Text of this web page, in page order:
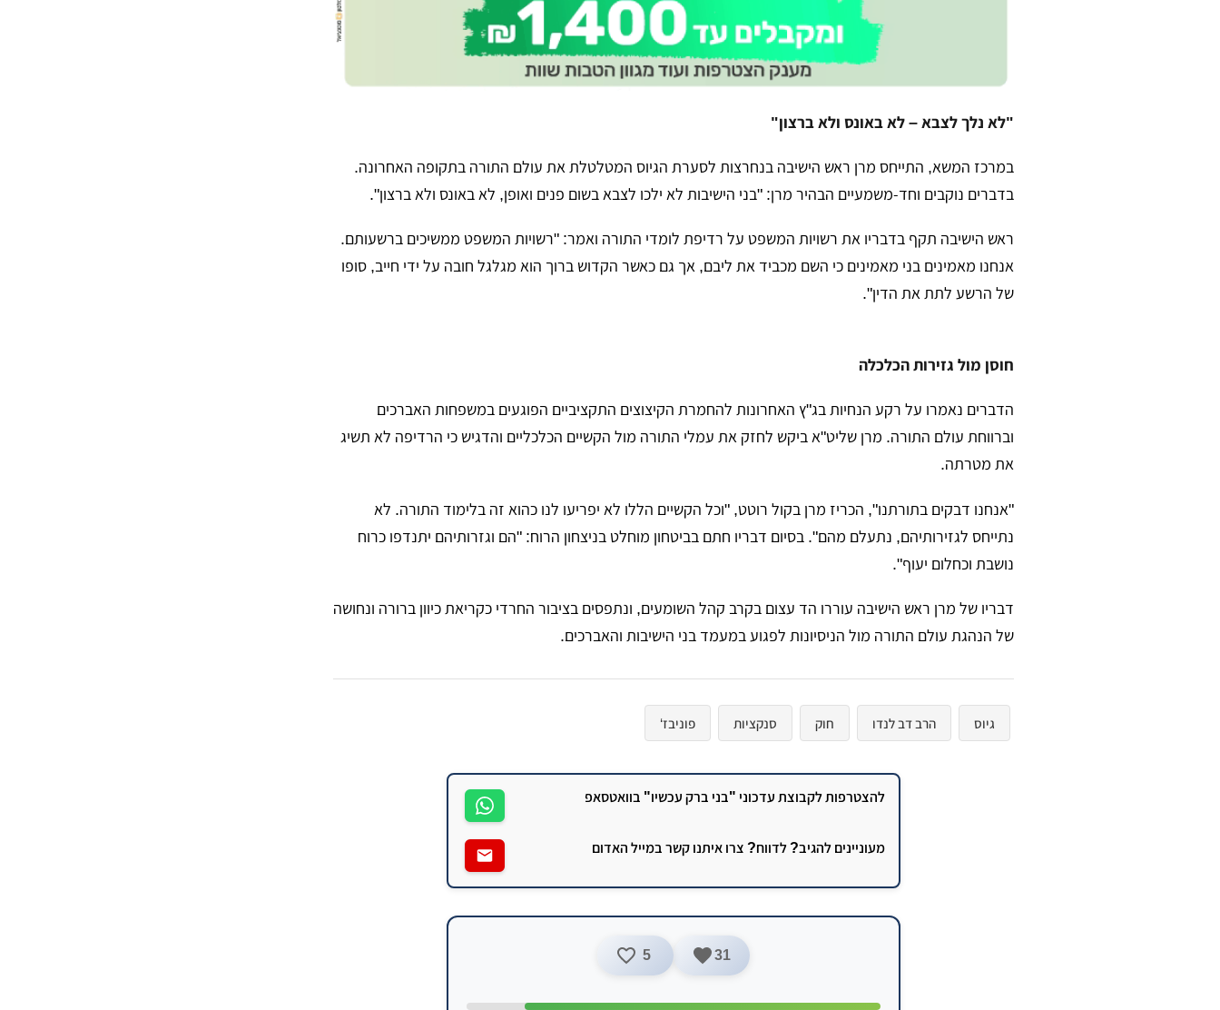
​"לא נלך לצבא – לא באונס ולא ברצון"
במרכז המשא, התייחס מרן ראש הישיבה בנחרצות לסערת הגיוס המטלטלת את עולם התורה בתקופה האחרונה.
בדברים נוקבים וחד-משמעיים הבהיר מרן: "בני הישיבות לא ילכו לצבא בשום פנים ואופן, לא באונס ולא ברצון".
​ראש הישיבה תקף בדבריו את רשויות המשפט על רדיפת לומדי התורה ואמר: "רשויות המשפט ממשיכים ברשעותם.
אנחנו מאמינים בני מאמינים כי השם מכביד את ליבם, אך גם כאשר הקדוש ברוך הוא מגלגל חובה על ידי חייב, סופו
של הרשע לתת את הדין".
חוסן מול גזירות הכלכלה
הדברים נאמרו על רקע הנחיות בג"ץ האחרונות להחמרת הקיצוצים התקציביים הפוגעים במשפחות האברכים
וברווחת עולם התורה. מרן שליט"א ביקש לחזק את עמלי התורה מול הקשיים הכלכליים והדגיש כי הרדיפה לא תשיג
את מטרתה.
​"אנחנו דבקים בתורתנו", הכריז מרן בקול רוטט, "וכל הקשיים הללו לא יפריעו לנו כהוא זה בלימוד התורה. לא
נתייחס לגזירותיהם, נתעלם מהם". בסיום דבריו חתם בביטחון מוחלט בניצחון הרוח: "הם וגזרותיהם יתנדפו כרוח
נושבת וכחלום יעוף".
​דבריו של מרן ראש הישיבה עוררו הד עצום בקרב קהל השומעים, ונתפסים בציבור החרדי כקריאת כיוון ברורה ונחושה
של הנהגת עולם התורה מול הניסיונות לפגוע במעמד בני הישיבות והאברכים.
גיוס הרב דב לנדו חוק סנקציות פוניבז‘
להצטרפות לקבוצת עדכוני "בני ברק עכשיו" בוואטסאפ
מעוניינים להגיב? לדווח? צרו איתנו קשר במייל האדום
31
5